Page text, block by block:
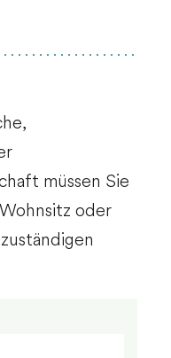
müssen Sie
oder